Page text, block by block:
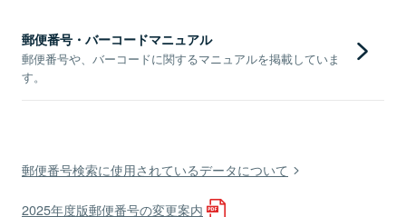
郵便番号・バーコードマニュアル
郵便番号や、バーコードに関するマニュアルを掲載していま
す。
郵便番号検索に使用されているデータについて
2025年度版郵便番号の変更案内